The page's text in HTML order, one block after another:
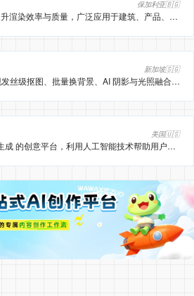
保加利亚🇧🇬
Chaos通过AI技术提升渲染效率与质量，广泛应用于建筑、产品、电影等领域的高质量3D渲染。
新加坡🇸🇬
一句话上传即可实现发丝级抠图、批量换背景、AI 阴影与光照融合，专为电商和创意视觉打造。
美国🇺🇸
一个专注于 AI 漫画生成 的创意平台，利用人工智能技术帮助用户快速生成 漫画、分镜、角色设计 等内容。